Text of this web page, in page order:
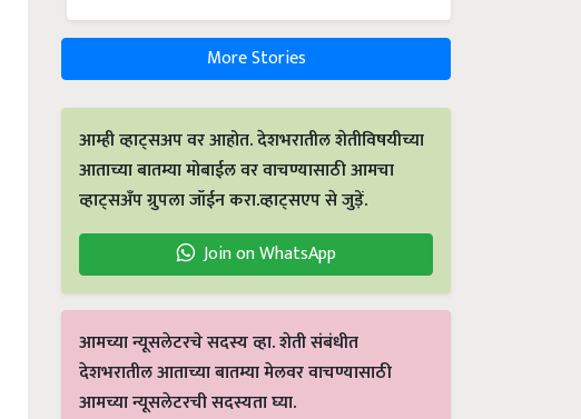
More Stories
आम्ही व्हाट्सअप वर आहोत. देशभरातील शेतीविषयीच्या
आताच्या बातम्या मोबाईल वर वाचण्यासाठी आमचा
व्हाट्सअँप ग्रुपला जॉईन करा.व्हाट्सएप से जुड़ें.
Join on WhatsApp
आमच्या न्यूसलेटरचे सदस्य व्हा. शेती संबंधीत
देशभरातील आताच्या बातम्या मेलवर वाचण्यासाठी
आमच्या न्यूसलेटरची सदस्यता घ्या.